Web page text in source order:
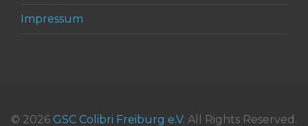
Impressum
© 2026 GSC Colibri Freiburg e.V. All Rights Reserved.